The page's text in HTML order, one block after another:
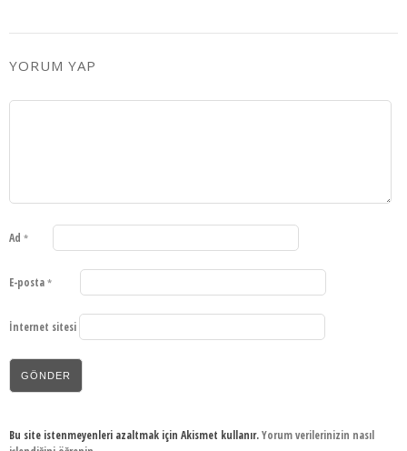
YORUM YAP
Ad *
E-posta *
İnternet sitesi
Bu site istenmeyenleri azaltmak için Akismet kullanır.Yorum verilerinizin nasıl